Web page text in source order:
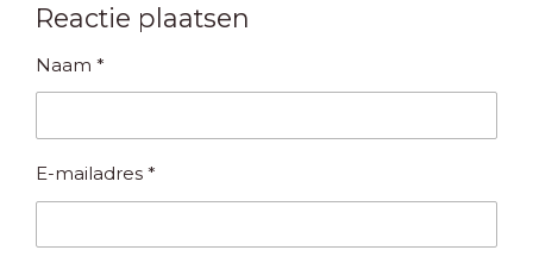
e
n
l
e
e
n
Reactie plaatsen
Naam *
E-mailadres *